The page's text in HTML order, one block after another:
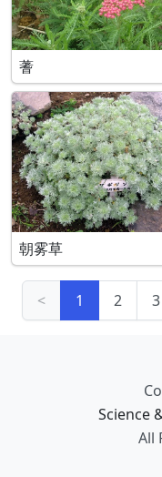
蓍
朝雾草
< 1 2 3
Science
All